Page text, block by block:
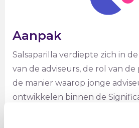
Aanpak
Salsaparilla verdiepte zich in
van de adviseurs, de rol van
de manier waarop jonge
ontwikkelen binnen de
Vervolgens heeft Salsaparilla